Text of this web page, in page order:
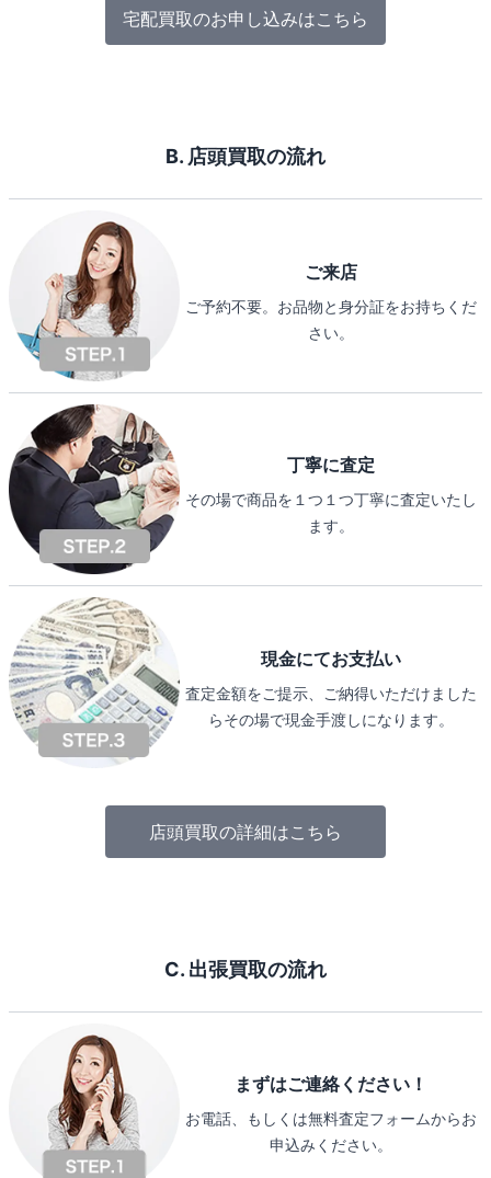
宅配買取のお申し込みはこちら
B. 店頭買取の流れ
ご来店
ご予約不要。お品物と身分証をお持ちくだ
さい。
丁寧に査定
その場で商品を１つ１つ丁寧に査定いたし
ます。
現金にてお支払い
査定金額をご提示、ご納得いただけました
らその場で現金手渡しになります。
店頭買取の詳細はこちら
C. 出張買取の流れ
まずはご連絡ください！
お電話、もしくは無料査定フォームからお
申込みください。